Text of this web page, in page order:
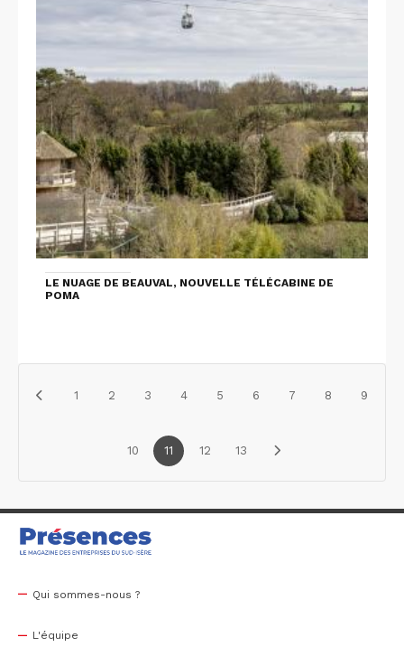
LE NUAGE DE BEAUVAL, NOUVELLE TÉLÉCABINE DE
POMA
1 2 3 4 5 6 7 8 9
10 11 12 13
Qui sommes-nous ?
L'équipe